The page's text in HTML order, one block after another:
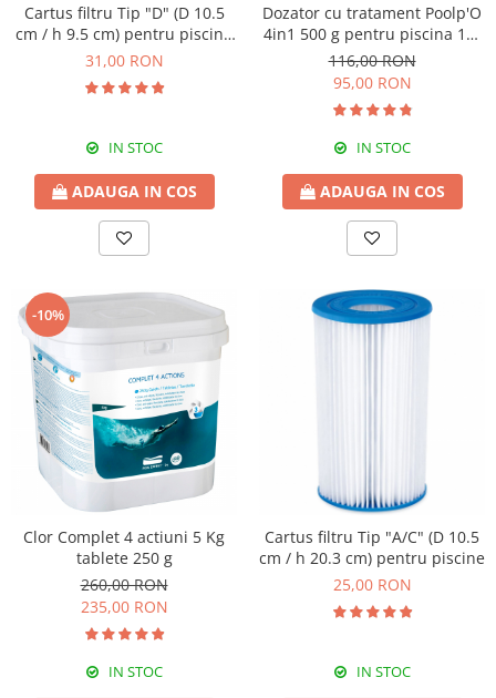
Afumatoare
Curatare si intretinere
Ustensile
Huse
Plite, grile si tavi
UNELTE GRADINA
Cazmale
Furci
Burghie
Scule de mana mari
Greble
Sapaligi
Scule de mana mici
Plantatoare
Sapaligi mici
Cazmale mici
Ramuri groase
Cartus filtru Tip "D" (D 10.5
cm / h 9.5 cm) pentru piscine
- Set cu 2 buc
31,00 RON
IN STOC
ADAUGA IN COS
Dozator cu tratament Poolp'O
4in1 500 g pentru piscina 10-
20 m3
116,00 RON
95,00 RON
IN STOC
ADAUGA IN COS
-10%
Clor Complet 4 actiuni 5 Kg
tablete 250 g
260,00 RON
235,00 RON
IN STOC
Cartus filtru Tip "A/C" (D 10.5
cm / h 20.3 cm) pentru piscine
25,00 RON
IN STOC